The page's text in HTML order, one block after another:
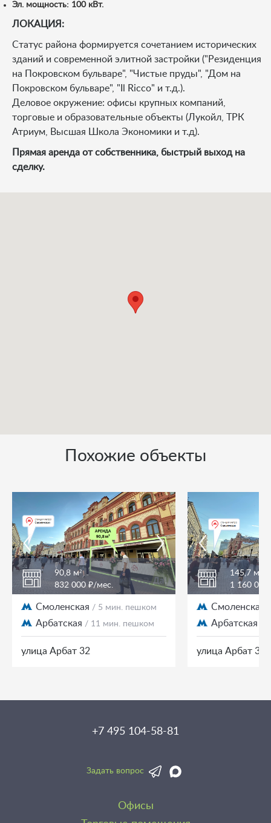
Эл. мощность: 100 кВт.
ЛОКАЦИЯ:
Статус района формируется сочетанием исторических
зданий и современной элитной застройки ("Резиденция
на Покровском бульваре", "Чистые пруды", "Дом на
Покровском бульваре", "Il Ricco" и т.д.).
Деловое окружение: офисы крупных компаний,
торговые и образовательные объекты (Лукойл, ТРК
Атриум, Высшая Школа Экономики и т.д).
Прямая аренда от собственника, быстрый выход на
сделку.
Похожие объекты
90,8 м²
832 000 ₽/мес.
Смоленская / 5 мин. пешком
Арбатская / 11 мин. пешком
улица Арбат 32
145,7 м²
1 160 000
Смоленская
Арбатская
улица Арбат 32
+7 495 104-58-81
Задать вопрос
Офисы